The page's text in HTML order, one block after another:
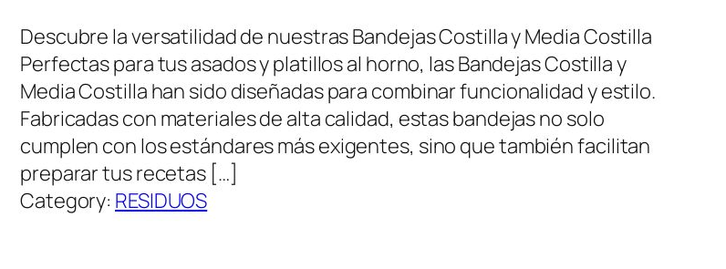
Descubre la versatilidad de nuestras Bandejas Costilla y Media Costilla
Perfectas para tus asados y platillos al horno, las Bandejas Costilla y
Media Costilla han sido diseñadas para combinar funcionalidad y estilo.
Fabricadas con materiales de alta calidad, estas bandejas no solo
cumplen con los estándares más exigentes, sino que también facilitan
preparar tus recetas […]
Category: RESIDUOS